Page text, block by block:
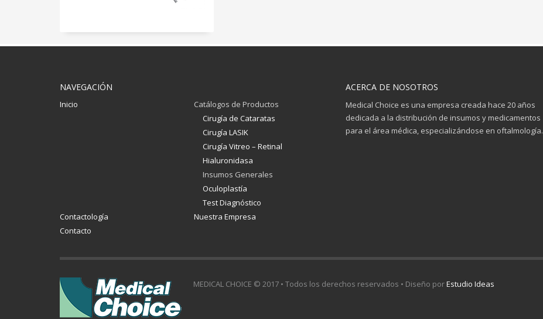
NAVEGACIÓN
Inicio
Catálogos de Productos
Cirugía de Cataratas
Cirugía LASIK
Cirugía Vitreo – Retinal
Hialuronidasa
Insumos Generales
Oculoplastía
Test Diagnóstico
Contactología
Nuestra Empresa
Contacto
ACERCA DE NOSOTROS
Medical Choice es una empresa creada hace 20 años
dedicada a la distribución de insumos y medicamentos
para el área médica, especializándose en oftalmología.
MEDICAL CHOICE © 2017 • Todos los derechos reservados • Diseño porEstudio Ideas